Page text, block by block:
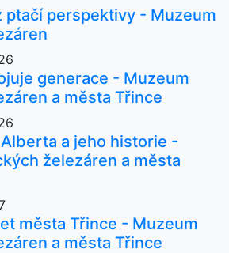
ptačí perspektivy - Muzeum
generace - Muzeum
a města Třince
a jeho historie -
železáren a města
města Třince - Muzeum
a města Třince